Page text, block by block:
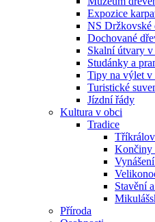
Expozice
NS Držkovské
Dochované
Skalní útvary v
Studánky a
Tipy na výlet
Turistické
Jízdní řády
Kultura v obci
Tradice
Končiny
Stavění
Příroda